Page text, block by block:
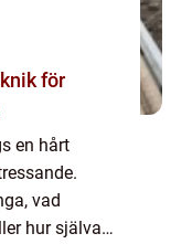
en hårt
vad
hur själva